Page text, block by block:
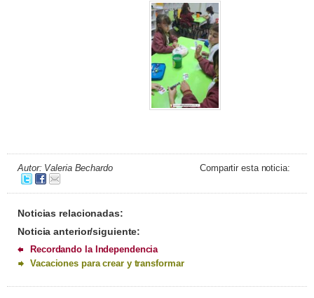
Autor: Valeria Bechardo Compartir esta noticia:
Noticias relacionadas:
Noticia anterior/siguiente:
Recordando la Independencia
Vacaciones para crear y transformar